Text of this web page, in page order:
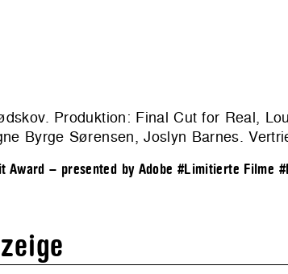
Produktion: Final Cut for Real,
Byrge Sørensen, Joslyn Barnes.
Award – presented by Adobe #Limitierte Filme